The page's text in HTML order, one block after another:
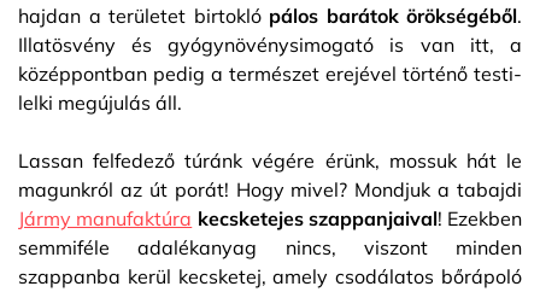
hajdan a területet birtokló pálos barátok örökségéből.
Illatösvény és gyógynövénysimogató is van itt, a
középpontban pedig a természet erejével történő testi-
lelki megújulás áll.
Lassan felfedező túránk végére érünk, mossuk hát le
magunkról az út porát! Hogy mivel? Mondjuk a tabajdi
Jármy manufaktúra kecsketejes szappanjaival! Ezekben
semmiféle adalékanyag nincs, viszont minden
szappanba kerül kecsketej, amely csodálatos bőrápoló